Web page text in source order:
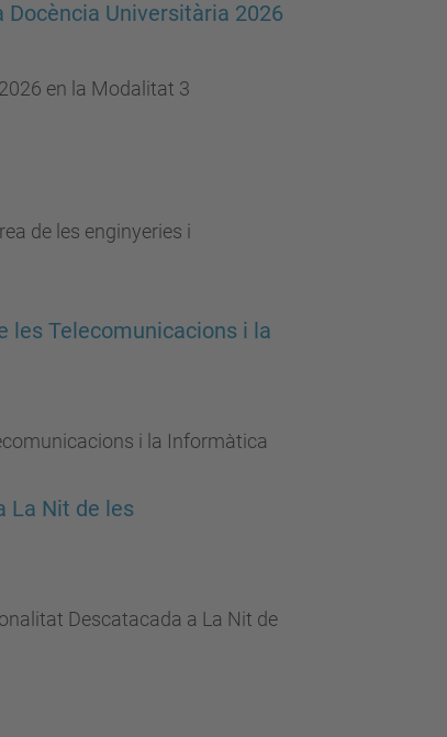
Docència Universitària 2026
en la Modalitat 3
de les enginyeries i
les Telecomunicacions i la
i la Informàtica
La Nit de les
Descatacada a La Nit de